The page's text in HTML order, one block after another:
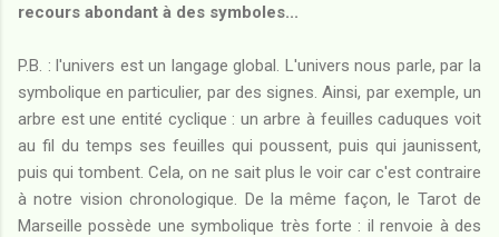
recours abondant à des symboles...
P.B. : l'univers est un langage global. L'univers nous parle, par la
symbolique en particulier, par des signes. Ainsi, par exemple, un
arbre est une entité cyclique : un arbre à feuilles caduques voit
au fil du temps ses feuilles qui poussent, puis qui jaunissent,
puis qui tombent. Cela, on ne sait plus le voir car c'est contraire
à notre vision chronologique. De la même façon, le Tarot de
Marseille possède une symbolique très forte : il renvoie à des